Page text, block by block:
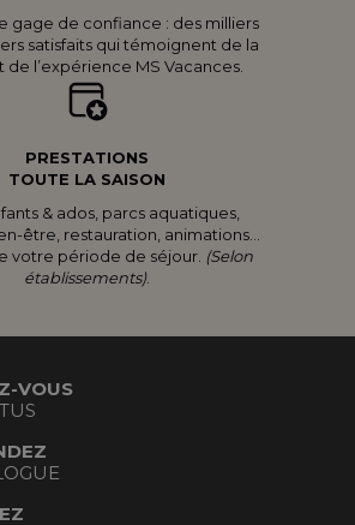
gage de confiance : des milliers
satisfaits qui témoignent de la
de l’expérience MS Vacances.
PRESTATIONS
TOUTE LA SAISON
& ados, parcs aquatiques,
être, restauration, animations...
votre période de séjour. (Selon
établissements).
VOUS